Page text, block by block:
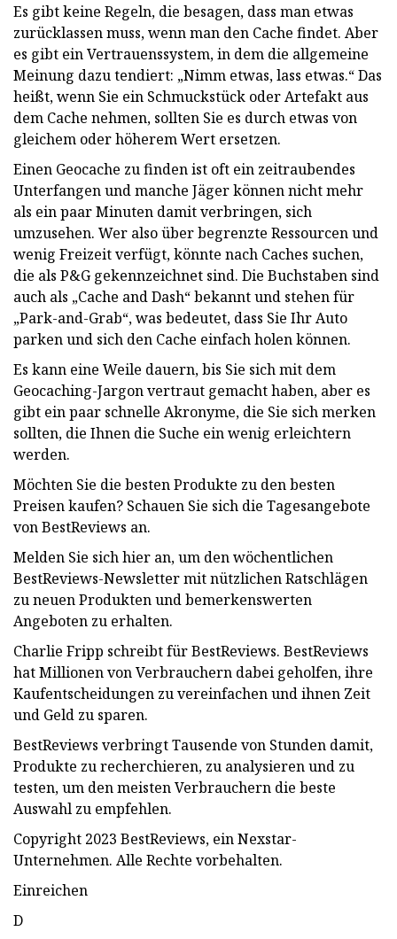
Es gibt keine Regeln, die besagen, dass man etwas
zurücklassen muss, wenn man den Cache findet. Aber
es gibt ein Vertrauenssystem, in dem die allgemeine
Meinung dazu tendiert: „Nimm etwas, lass etwas.“ Das
heißt, wenn Sie ein Schmuckstück oder Artefakt aus
dem Cache nehmen, sollten Sie es durch etwas von
gleichem oder höherem Wert ersetzen.
Einen Geocache zu finden ist oft ein zeitraubendes
Unterfangen und manche Jäger können nicht mehr
als ein paar Minuten damit verbringen, sich
umzusehen. Wer also über begrenzte Ressourcen und
wenig Freizeit verfügt, könnte nach Caches suchen,
die als P&G gekennzeichnet sind. Die Buchstaben sind
auch als „Cache and Dash“ bekannt und stehen für
„Park-and-Grab“, was bedeutet, dass Sie Ihr Auto
parken und sich den Cache einfach holen können.
Es kann eine Weile dauern, bis Sie sich mit dem
Geocaching-Jargon vertraut gemacht haben, aber es
gibt ein paar schnelle Akronyme, die Sie sich merken
sollten, die Ihnen die Suche ein wenig erleichtern
werden.
Möchten Sie die besten Produkte zu den besten
Preisen kaufen? Schauen Sie sich die Tagesangebote
von BestReviews an.
Melden Sie sich hier an, um den wöchentlichen
BestReviews-Newsletter mit nützlichen Ratschlägen
zu neuen Produkten und bemerkenswerten
Angeboten zu erhalten.
Charlie Fripp schreibt für BestReviews. BestReviews
hat Millionen von Verbrauchern dabei geholfen, ihre
Kaufentscheidungen zu vereinfachen und ihnen Zeit
und Geld zu sparen.
BestReviews verbringt Tausende von Stunden damit,
Produkte zu recherchieren, zu analysieren und zu
testen, um den meisten Verbrauchern die beste
Auswahl zu empfehlen.
Copyright 2023 BestReviews, ein Nexstar-
Unternehmen. Alle Rechte vorbehalten.
Einreichen
D